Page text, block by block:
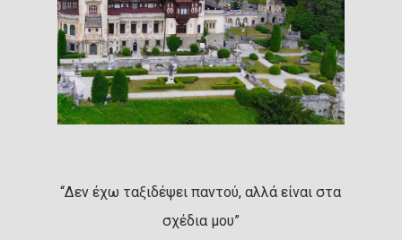
“Δεν έχω ταξιδέψει παντού, αλλά είναι στα
σχέδια μου”